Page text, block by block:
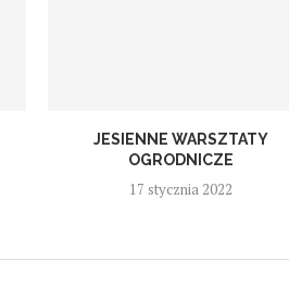
JESIENNE WARSZTATY
OGRODNICZE
17 stycznia 2022